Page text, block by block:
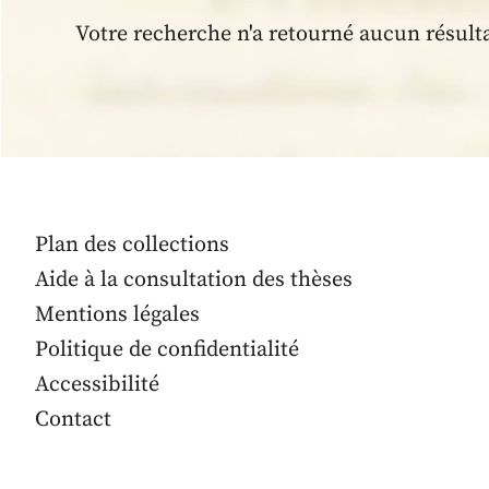
Votre recherche n'a retourné aucun
Plan des collections
Aide à la consultation des thèses
Mentions légales
Politique de confidentialité
Accessibilité
Contact